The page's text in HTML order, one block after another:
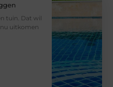
tuin. Dat wil
nu uitkomen